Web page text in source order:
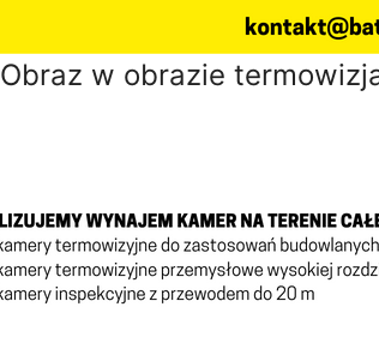
Obraz w obrazie